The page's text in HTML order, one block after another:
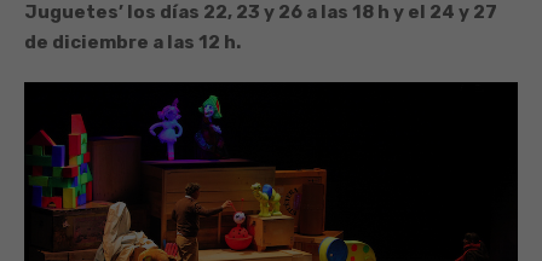
Juguetes’ los días 22, 23 y 26 a las 18 h y el 24 y 27
de diciembre a las 12 h.